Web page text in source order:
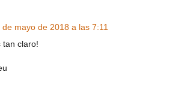
de mayo de 2018 a las 7:11
tan claro!